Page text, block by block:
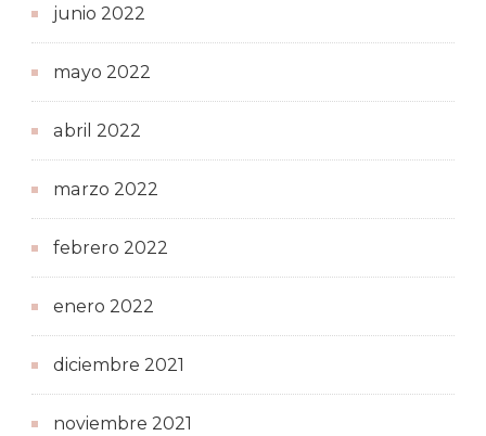
junio 2022
mayo 2022
abril 2022
marzo 2022
febrero 2022
enero 2022
diciembre 2021
noviembre 2021